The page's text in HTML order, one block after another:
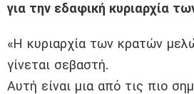
για την εδαφική κυριαρχία
«Η κυριαρχία των κρατών
γίνεται σεβαστή.
Αυτή είναι μια από τις πιο